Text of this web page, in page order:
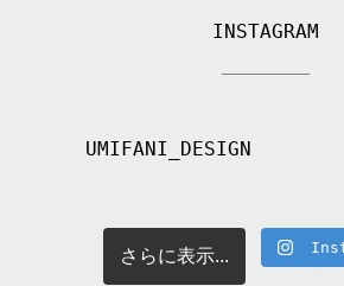
INSTAGRAM
UMIFANI_DESIGN
さらに表示...